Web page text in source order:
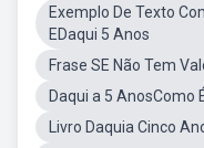
Exemplo De Texto
EDaqui 5 Anos
Frase SE Não Tem
Daqui a 5 AnosComo
Livro Daquia Cinco